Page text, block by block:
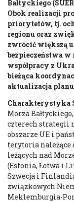
Bałtyckiego
Obok realizacji
priorytetów, tj.
regionu oraz
zwrócić większą
bezpieczeństwa
współpracy z
bieżąca
aktualizacja planu
Charakterystyka
Morza
czterech strategii
obszarze UE i
terytoria należące
leżących nad
(Estonia, Łotwa i
Szwecja i
związkowych
Meklemburgia-